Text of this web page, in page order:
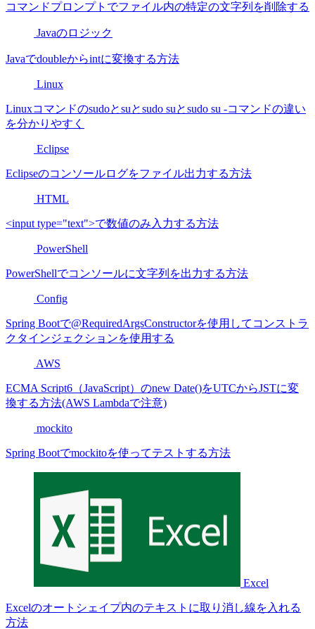
コマンドプロンプトでファイル内の特定の文字列を削除する
Javaのロジック
Javaでdoubleからintに変換する方法
Linux
Linuxコマンドのsudoとsuとsudo suとsudo su -コマンドの違い
を分かりやすく
Eclipse
Eclipseのコンソールログをファイル出力する方法
HTML
<input type="text">で数値のみ入力する方法
PowerShell
PowerShellでコンソールに文字列を出力する方法
Config
Spring Bootで@RequiredArgsConstructorを使用してコンストラ
クタインジェクションを使用する
AWS
ECMA Script6（JavaScript）のnew Date()をUTCからJSTに変
換する方法(AWS Lambdaで注意)
mockito
Spring Bootでmockitoを使ってテストする方法
Excel
Excelのオートシェイプ内のテキストに取り消し線を入れる
方法